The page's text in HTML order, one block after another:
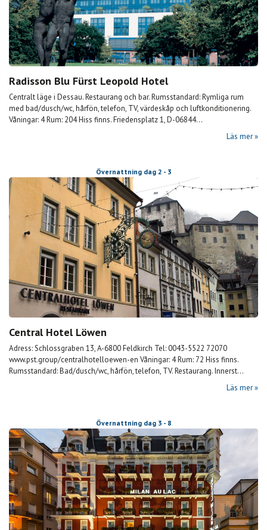
Radisson Blu Fürst Leopold Hotel
Centralt läge i Dessau. Restaurang och bar. Rumsstandard: Rymliga rum
med bad/dusch/wc, hårfön, telefon, TV, värdeskåp och luftkonditionering.
Våningar: 4 Rum: 204 Hiss finns. Friedensplatz 1, D-06844...
Läs mer
Övernattning dag 2 - 3
Central Hotel Löwen
Adress: Schlossgraben 13, A-6800 Feldkirch Tel: 0043-5522 72070
www.pst.group/centralhotelloewen-en Våningar: 4 Rum: 72 Hiss finns.
Rumsstandard: Bad/dusch/wc, hårfön, telefon, TV. Restaurang. Innerst...
Läs mer
Övernattning dag 3 - 8